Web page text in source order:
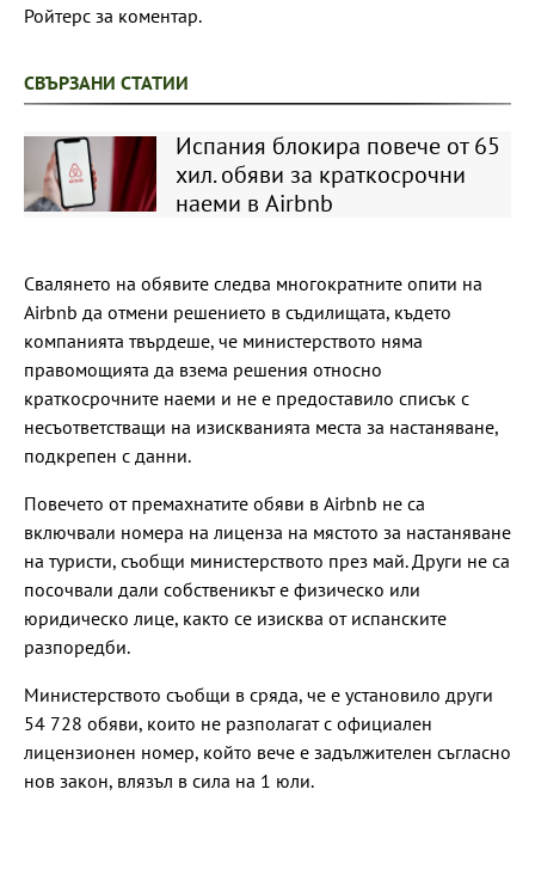
Ройтерс за коментар.
СВЪРЗАНИ СТАТИИ
Испания блокира повече от 65
хил. обяви за краткосрочни
наеми в Airbnb
Свалянето на обявите следва многократните опити на
Airbnb да отмени решението в съдилищата, където
компанията твърдеше, че министерството няма
правомощията да взема решения относно
краткосрочните наеми и не е предоставило списък с
несъответстващи на изискванията места за настаняване,
подкрепен с данни.
Повечето от премахнатите обяви в Airbnb не са
включвали номера на лиценза на мястото за настаняване
на туристи, съобщи министерството през май. Други не са
посочвали дали собственикът е физическо или
юридическо лице, както се изисква от испанските
разпоредби.
Министерството съобщи в сряда, че е установило други
54 728 обяви, които не разполагат с официален
лицензионен номер, който вече е задължителен съгласно
нов закон, влязъл в сила на 1 юли.